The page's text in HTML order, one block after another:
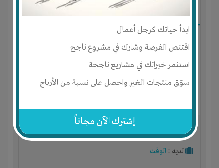
ابدأ حياتك كرجل أعمال
اقتنص الفرصة وشارك في مشروع ناجح
استثمر خبراتك في مشاريع ناجحة
سوّق منتجات الغير واحصل على نسبة من الأرباح
إشترك الآن مجاناً
Mohamed Ebrahim
لديـه : الوقت